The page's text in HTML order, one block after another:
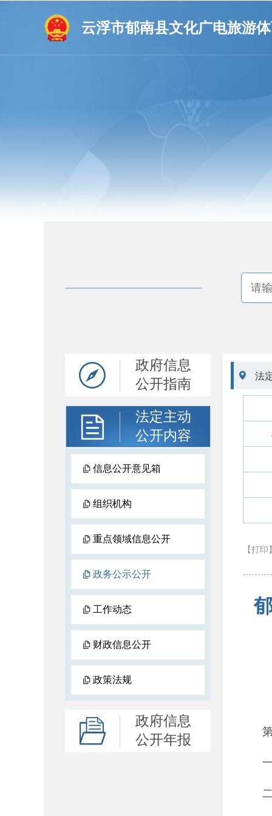
云浮市郁南县文化广电旅游
政府信息
公开指南
法定主动
公开内容
信息公开意见箱
组织机构
重点领域信息公开
政务公示公开
工作动态
财政信息公开
政策法规
政府信息
公开年报
 法
【打印